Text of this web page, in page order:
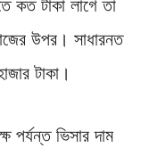
কত টাকা লাগে তা
উপর। সাধারনত
টাকা।
পর্যন্ত ভিসার দাম